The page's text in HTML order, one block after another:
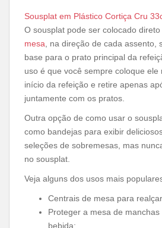
Sousplat em Plástico Cortiça Cru
O sousplat pode ser colocado
mesa, na direção de cada assento,
base para o prato principal da
uso é que você sempre coloque ele
início da refeição e retire apenas
juntamente com os pratos.
Outra opção de como usar o
como bandejas para exibir
seleções de sobremesas, mas
no sousplat.
Veja alguns dos usos mais
Centrais de mesa para
Proteger a mesa de
bebida;